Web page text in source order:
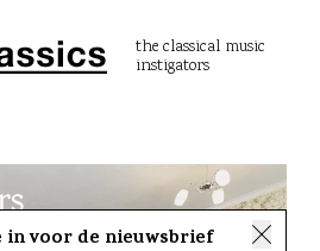
the classical music
instigators
in voor de nieuwsbrief